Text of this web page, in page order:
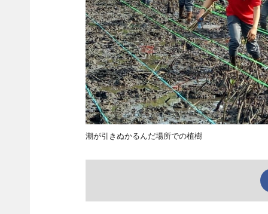
潮が引きぬかるんだ場所での植樹